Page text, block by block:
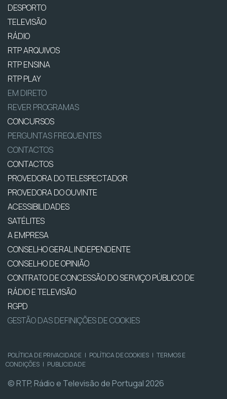
DESPORTO
TELEVISÃO
RÁDIO
RTP ARQUIVOS
RTP ENSINA
RTP PLAY
EM DIRETO
REVER PROGRAMAS
CONCURSOS
PERGUNTAS FREQUENTES
CONTACTOS
CONTACTOS
PROVEDORA DO TELESPECTADOR
PROVEDORA DO OUVINTE
ACESSIBILIDADES
SATÉLITES
A EMPRESA
CONSELHO GERAL INDEPENDENTE
CONSELHO DE OPINIÃO
CONTRATO DE CONCESSÃO DO SERVIÇO PÚBLICO DE
RÁDIO E TELEVISÃO
RGPD
GESTÃO DAS DEFINIÇÕES DE COOKIES
POLÍTICA DE PRIVACIDADE | POLÍTICA DE COOKIES | TERMOS E
CONDIÇÕES | PUBLICIDADE
© RTP, Rádio e Televisão de Portugal 2026